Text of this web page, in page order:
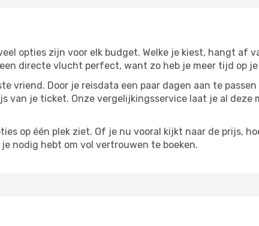
opties zijn voor elk budget. Welke je kiest, hangt af
directe vlucht perfect, want zo heb je meer tijd op
vriend. Door je reisdata een paar dagen aan te
van je ticket. Onze vergelijkingsservice laat je al deze
op één plek ziet. Of je nu vooral kijkt naar de prijs,
nodig hebt om vol vertrouwen te boeken.